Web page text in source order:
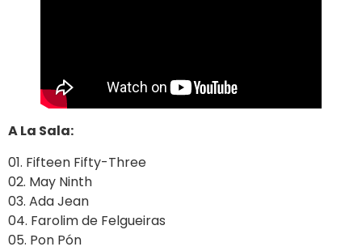
A La Sala:
01. Fifteen Fifty-Three
02. May Ninth
03. Ada Jean
04. Farolim de Felgueiras
05. Pon Pón